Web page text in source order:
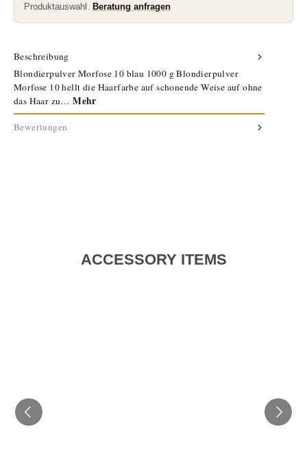
Produktauswahl.
Beratung anfragen
Beschreibung
Blondierpulver Morfose 10 blau 1000 g Blondierpulver
Morfose 10 hellt die Haarfarbe auf schonende Weise auf ohne
das Haar zu…Mehr
Bewertungen
ACCESSORY ITEMS